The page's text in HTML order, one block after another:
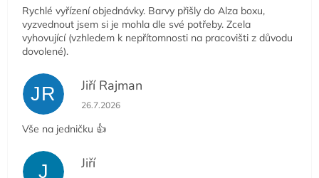
Rychlé vyřízení objednávky. Barvy přišly do Alza boxu,
vyzvednout jsem si je mohla dle své potřeby. Zcela
vyhovující (vzhledem k nepřítomnosti na pracovišti z důvodu
dovolené).
JR Jiří Rajman
Hodnocení obchodu je 5 z 5 hvězdiček.
26.7.2026
Vše na jedničku 👍
J Jiří